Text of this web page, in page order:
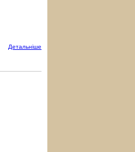
Детальнiше